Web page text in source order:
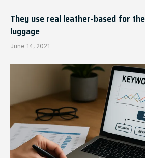
They use real leather-based for
luggage
June 14, 2021